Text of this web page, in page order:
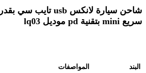
سريع mini بتقنية pd موديل lq03
البند المواصفات